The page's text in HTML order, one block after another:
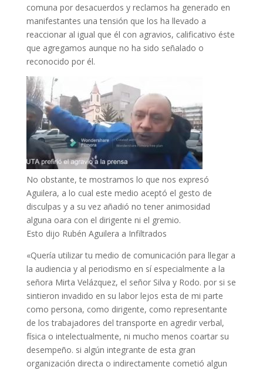
comuna por desacuerdos y reclamos ha generado en
manifestantes una tensión que los ha llevado a
reaccionar al igual que él con agravios, calificativo éste
que agregamos aunque no ha sido señalado o
reconocido por él.
No obstante, te mostramos lo que nos expresó
Aguilera, a lo cual este medio aceptó el gesto de
disculpas y a su vez añadió no tener animosidad
alguna oara con el dirigente ni el gremio.
Esto dijo Rubén Aguilera a Infiltrados
«Quería utilizar tu medio de comunicación para llegar a
la audiencia y al periodismo en sí especialmente a la
señora Mirta Velázquez, el señor Silva y Rodo. por si se
sintieron invadido en su labor lejos esta de mi parte
como persona, como dirigente, como representante
de los trabajadores del transporte en agredir verbal,
física o intelectualmente, ni mucho menos coartar su
desempeño. si algún integrante de esta gran
organización directa o indirectamente cometió algun